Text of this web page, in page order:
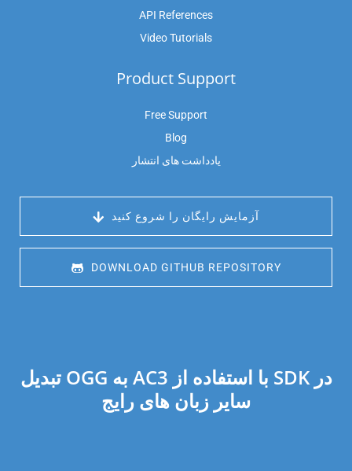
API References
Video Tutorials
Product Support
Free Support
Blog
یادداشت های انتشار
آزمایش رایگان را شروع کنید
DOWNLOAD GITHUB REPOSITORY
تبدیل OGG به AC3 با استفاده از SDK در
سایر زبان های رایج